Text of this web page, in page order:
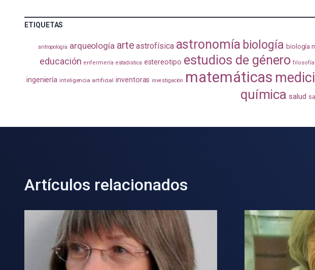
ETIQUETAS
antropología arqueología arte astrofísica astronomía biología biología
educación enfermería estadistica estereotipo estudios de género filosofía
ingeniería inteligencia artificial inventoras investigación matemáticas
química salud
Artículos relacionados